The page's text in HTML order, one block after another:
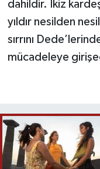
dahildir. İkiz
yıldır nesilden
sırrını
mücadeleye